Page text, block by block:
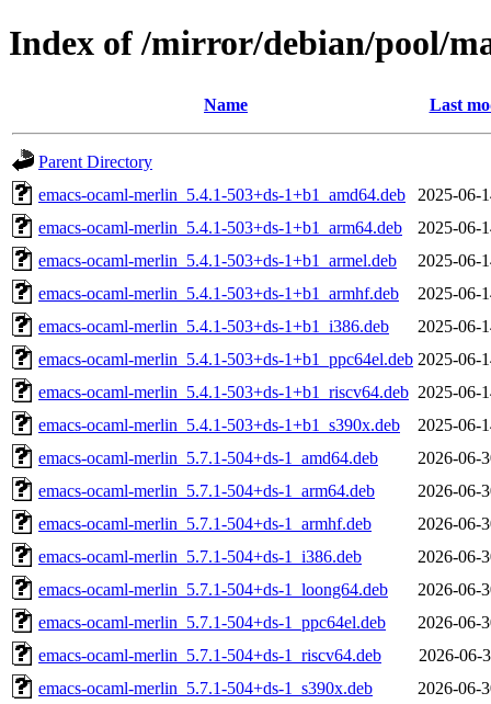
Index of /mirror/debian/pool/
Name Last
Parent Directory
emacs-ocaml-merlin_5.4.1-503+ds-1+b1_amd64.deb
2025-06-
emacs-ocaml-merlin_5.4.1-503+ds-1+b1_arm64.deb
2025-06-
emacs-ocaml-merlin_5.4.1-503+ds-1+b1_armel.deb
2025-06-
emacs-ocaml-merlin_5.4.1-503+ds-1+b1_armhf.deb
2025-06-
emacs-ocaml-merlin_5.4.1-503+ds-1+b1_i386.deb
2025-06-
emacs-ocaml-merlin_5.4.1-503+ds-1+b1_ppc64el.deb 2025-06-
emacs-ocaml-merlin_5.4.1-503+ds-1+b1_riscv64.deb 2025-06-
emacs-ocaml-merlin_5.4.1-503+ds-1+b1_s390x.deb
2025-06-
emacs-ocaml-merlin_5.7.1-504+ds-1_amd64.deb
2026-06-
emacs-ocaml-merlin_5.7.1-504+ds-1_arm64.deb
2026-06-
emacs-ocaml-merlin_5.7.1-504+ds-1_armhf.deb
2026-06-
emacs-ocaml-merlin_5.7.1-504+ds-1_i386.deb
2026-06-
emacs-ocaml-merlin_5.7.1-504+ds-1_loong64.deb
2026-06-
emacs-ocaml-merlin_5.7.1-504+ds-1_ppc64el.deb
2026-06-
emacs-ocaml-merlin_5.7.1-504+ds-1_riscv64.deb
2026-06-
emacs-ocaml-merlin_5.7.1-504+ds-1_s390x.deb
2026-06-